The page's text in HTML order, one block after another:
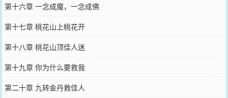
第十六章 一念成魔，一念成佛
第十七章 桃花山上桃花开
第十八章 桃花山顶佳人迷
第十九章 你为什么要救我
第二十章 九转金丹救佳人